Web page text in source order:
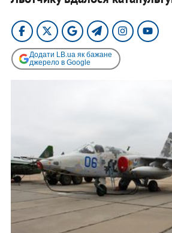
Додати LB.ua як бажане
джерело в Google